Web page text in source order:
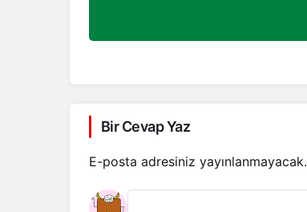
Bir Cevap Yaz
E-posta adresiniz yayınlanmayacak.